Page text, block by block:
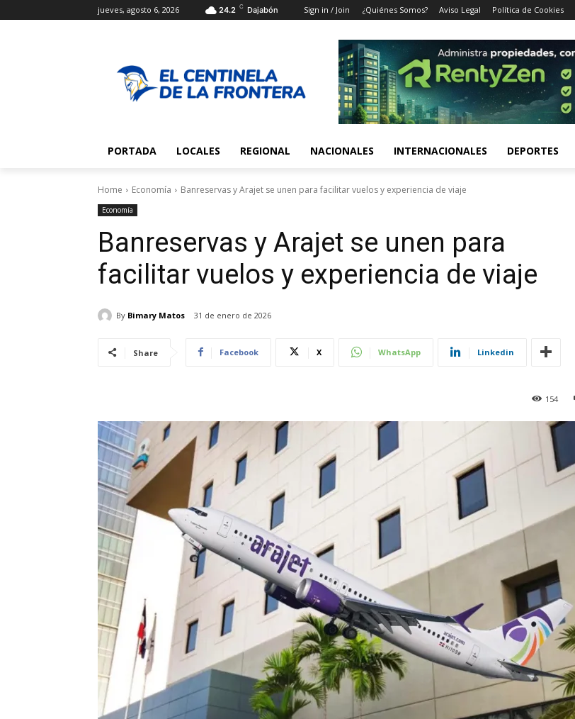
jueves, agosto 6, 2026 24.2 C Dajabón Sign in / Join ¿Quiénes Somos? Aviso Legal Política de Cookies
PORTADA LOCALES REGIONAL NACIONALES INTERNACIONALES DEPORTES
Home Economía Banreservas y Arajet se unen para facilitar vuelos y experiencia de viaje
Economía
Banreservas y Arajet se unen para
facilitar vuelos y experiencia de viaje
By Bimary Matos 31 de enero de 2026
Share Facebook X WhatsApp Linkedin
154